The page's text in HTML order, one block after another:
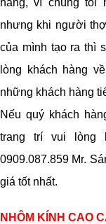
nhưng khi người
của mình tạo ra thì
lòng khách hàng
những khách hàng
Nếu quý khách
trang trí vui lòng
0909.087.859 Mr.
giá tốt nhất.
NHÔM KÍNH CAO